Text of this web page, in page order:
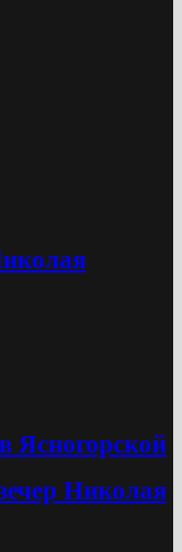
Ясногорской
Николая